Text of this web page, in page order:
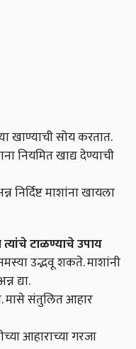
खाण्याची सोय करतात.
नियमित खाद्य देण्याची
निर्दिष्ट माशांना खायला
टाळण्याचे उपाय
उद्भवू शकते. माशांनी
द्या.
संतुलित आहार
आहाराच्या गरजा